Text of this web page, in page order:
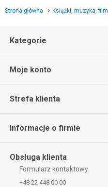
Strona główna Książki, muzyka, film
Kategorie
Moje konto
Strefa klienta
Informacje o firmie
Obsługa klienta
Formularz kontaktowy
+48 22 448 00 00